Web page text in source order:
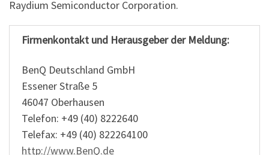
Raydium Semiconductor Corporation.
Firmenkontakt und Herausgeber der Meldung:
BenQ Deutschland GmbH
Essener Straße 5
46047 Oberhausen
Telefon: +49 (40) 8222640
Telefax: +49 (40) 822264100
http://www.BenQ.de